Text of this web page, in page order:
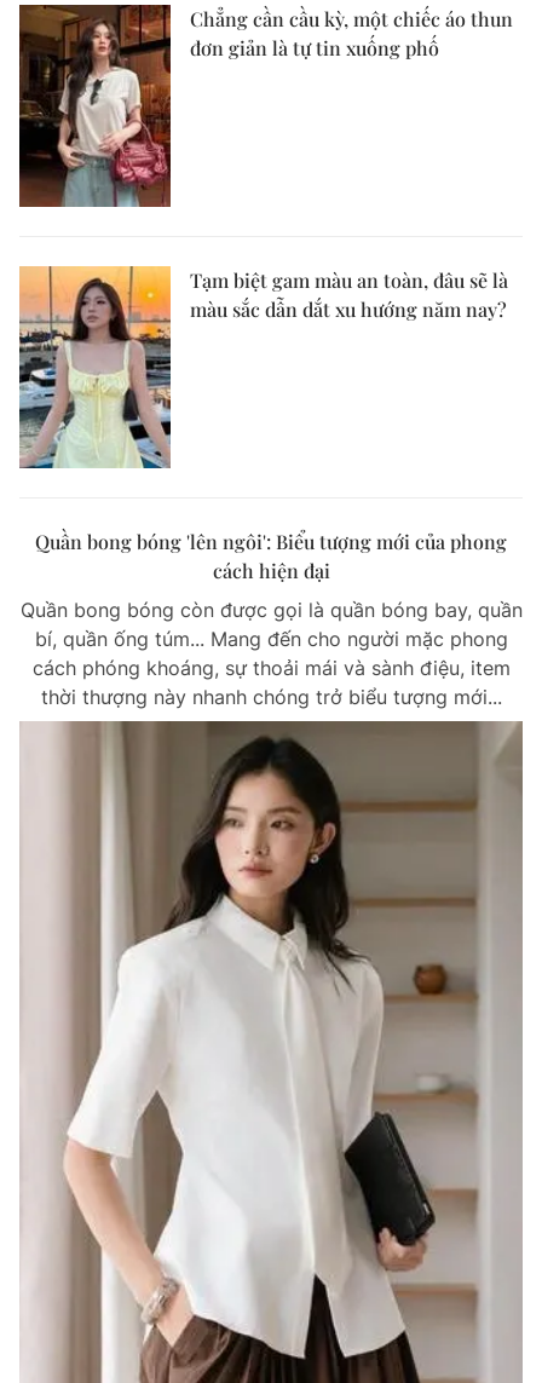
Chẳng cần cầu kỳ, một chiếc áo thun
đơn giản là tự tin xuống phố
Tạm biệt gam màu an toàn, đâu sẽ là
màu sắc dẫn dắt xu hướng năm nay?
Quần bong bóng 'lên ngôi': Biểu tượng mới của phong
cách hiện đại
Quần bong bóng còn được gọi là quần bóng bay, quần
bí, quần ống túm... Mang đến cho người mặc phong
cách phóng khoáng, sự thoải mái và sành điệu, item
thời thượng này nhanh chóng trở biểu tượng mới...